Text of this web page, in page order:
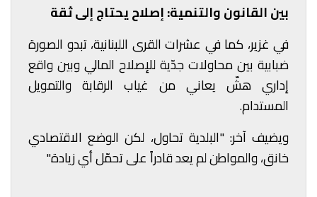
بين القانون والتنمية: إصلاح يحتاج إلى ثقة
في غزير، كما في عشرات القرى اللبنانية، تبدو الصورة
ضبابية بين محاولات جدّية للإصلاح المالي وبين واقع
إداري هشّ يعاني من غياب الرقابة والتمويل
المستدام.
ويضيف آخر: "البلدية تحاول، لكن الوضع الاقتصادي
خانق، والمواطن لم يعد قادراً على تحمّل أي زيادة."